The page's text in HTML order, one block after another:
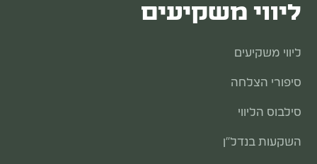
ליווי משקיעים
ליווי משקיעים
סיפורי הצלחה
סילבוס הליווי
השקעות בנדל״ן